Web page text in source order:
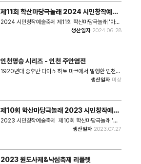
제11회 학산마당극놀래 2024 시민창작예술
축제 포스터
2024 시민창작예술축제 제11회 학산마당극놀래 '아름
다운 동행' 주민과 예술가, 지역의 공동체가 삶의 이야기
생산일자 2024.06.28
인천명승 시리즈 - 인천 주안염전
1920년대 중후반 다이쇼 하토 마크에서 발행한 인천명
승 시리즈 사진그림엽서 중 인천 주안염전 일원의 모습
었으며, 1919년에 본 기록 속 모습과 유사한 형태의 대
규모 염전지역이 완성되었다.
생산일자 미상
제10회 학산마당극놀래 2023 시민창작예술
축제 포스터
2023 시민창작예술축제 제10회 학산마당극놀래 '동
행 그리고 공감' 주민과 예술가, 지역의 공동체가 삶의
생산일자 2023.07.27
2023 원도사제&낙섬축제 리플렛